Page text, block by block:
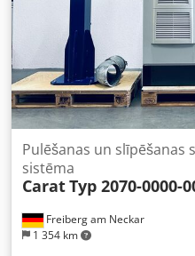
Freiberg am Neckar
1 354 km
Pulēšanas un slīpēšanas
sistēma
CaratTyp 2070-0000-